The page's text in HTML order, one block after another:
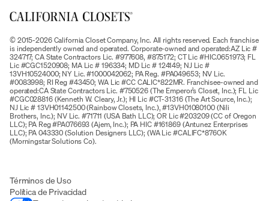
© 2015-2026 California Closet Company, Inc. All rights reserved. Each franchise
is independently owned and operated. Corporate-owned and operated:AZ Lic #
324717; CA State Contractors Lic. #977608, #875172; CT Lic #HIC.0651973; FL
Lic #CGC1520908; MA Lic # 196334; MD Lic # 124149; NJ Lic #
13VH10524000; NY Lic. #1000042062; PA Reg. #PA049653; NV Lic.
#0083998; RI Reg #43450; WA Lic #CC CALIC*822MR. Franchisee-owned and
operated:CA State Contractors Lic. #750526 (The Emperor’s Closet, Inc.); FL Lic
#CGC028816 (Kenneth W. Cleary, Jr.); HI Lic #CT-31316 (The Art Source, Inc.);
NJ Lic # 13VH01142500 (Rainbow Closets, Inc.), #13VH01080100 (Nili
Brothers, Inc.); NV Lic. #71711 (USA Bath LLC); OR Lic #203209 (CC of Oregon
LLC); PA Reg #PA076693 (Ajem, Inc.); PA HIC #161869 (Antunez Enterprises
LLC); PA 043330 (Solution Designers LLC); (WA Lic #CALIFC*876OK
(Morningstar Solutions Co).
Términos de Uso
Política de Privacidad